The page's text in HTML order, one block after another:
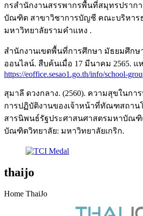
กรสํานักงานสรรพากรพื้นที่สมุทรปรา
บัณฑิต สาขาวิชาการบัญชี คณะบริหาร
มหาวิทยาลัยรามคําแหง .
สำนักงานเขตพื้นที่การศึกษา มัธยมศึกษ
ออนไลน์. สืบค้นเมื่อ 17 มีนาคม 2565. แ
https://eoffice.sesao1.go.th/info/school-
สุมาลี ดวงกลาง. (2560). ความสุขในกา
การปฏิบัติงานของเจ้าหน้าที่ทัณฑสถา
สารนิพนธ์รัฐประศาสนศาสตรมหาบัณ
บัณฑิตวิทยาลัย: มหาวิทยาลัยเกริก.
thaijo
Home ThaiJo